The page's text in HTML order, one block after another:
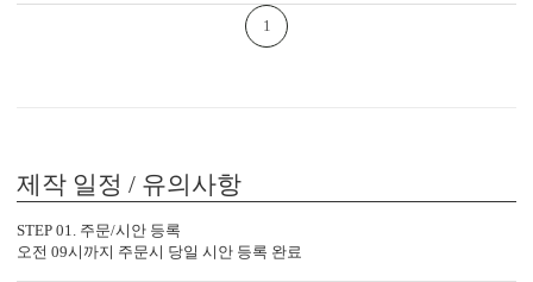
다양한 컬러 봉투가 준비되어 있습니다.
OANNA1075의 제작 공정
특별한 당신과의 만남을 준비하는
OANNA1075의 제작 공법을 확인하세요.
1
제작 일정 / 유의사항
STEP 01. 주문/시안 등록
오전 09시까지 주문시 당일 시안 등록 완료